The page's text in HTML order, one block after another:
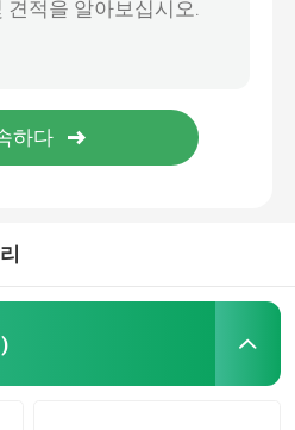
터
프린터